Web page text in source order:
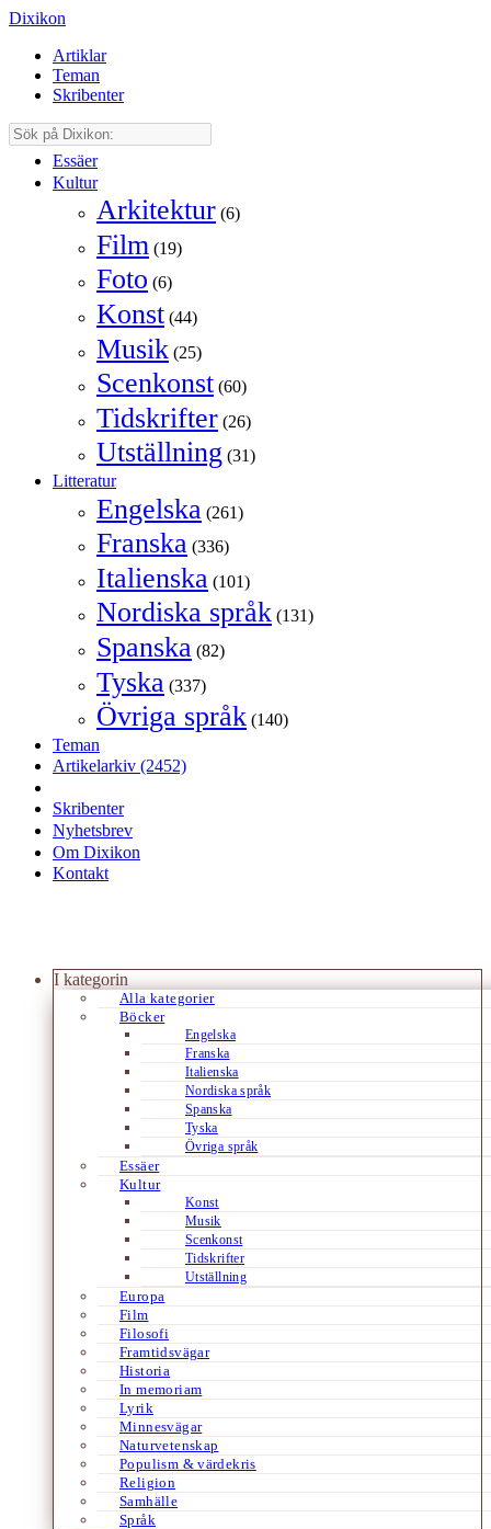
Dixikon
Artiklar
Teman
Skribenter
Essäer
Kultur
Arkitektur (6)
Film (19)
Foto (6)
Konst (44)
Musik (25)
Scenkonst (60)
Tidskrifter (26)
Utställning (31)
Litteratur
Engelska (261)
Franska (336)
Italienska (101)
Nordiska språk (131)
Spanska (82)
Tyska (337)
Övriga språk (140)
Teman
Artikelarkiv (2452)
Skribenter
Nyhetsbrev
Om Dixikon
Kontakt
I kategorin
Alla kategorier
Böcker
Engelska
Franska
Italienska
Nordiska språk
Spanska
Tyska
Övriga språk
Essäer
Kultur
Konst
Musik
Scenkonst
Tidskrifter
Utställning
Europa
Film
Filosofi
Framtidsvägar
Historia
In memoriam
Lyrik
Minnesvägar
Naturvetenskap
Populism & värdekris
Religion
Samhälle
Språk